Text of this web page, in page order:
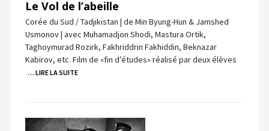
Le Vol de l’abeille
Corée du Sud / Tadjikistan | de Min Byung-Hun & Jamshed
Usmonov | avec Muhamadjon Shodi, Mastura Ortik,
Taghoymurad Rozirk, Fakhriddrin Fakhiddin, Beknazar
Kabirov, etc. Film de «fin d’études» réalisé par deux élèves
… LIRE LA SUITE